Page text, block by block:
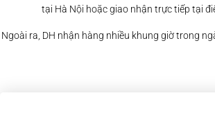
tại Hà Nội hoặc giao nhận trực tiếp tại
Ngoài ra, DH nhận hàng nhiều khung giờ trong